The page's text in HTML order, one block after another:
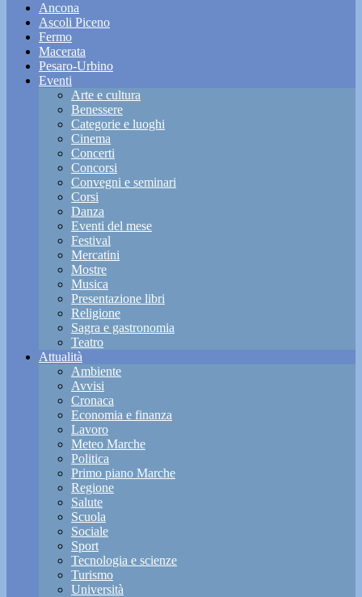
Ancona
Ascoli Piceno
Fermo
Macerata
Pesaro-Urbino
Eventi
Arte e cultura
Benessere
Categorie e luoghi
Cinema
Concerti
Concorsi
Convegni e seminari
Corsi
Danza
Eventi del mese
Festival
Mercatini
Mostre
Musica
Presentazione libri
Religione
Sagra e gastronomia
Teatro
Attualità
Ambiente
Avvisi
Cronaca
Economia e finanza
Lavoro
Meteo Marche
Politica
Primo piano Marche
Regione
Salute
Scuola
Sociale
Sport
Tecnologia e scienze
Turismo
Università